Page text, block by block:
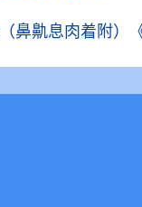
鼻鼽息肉着附）